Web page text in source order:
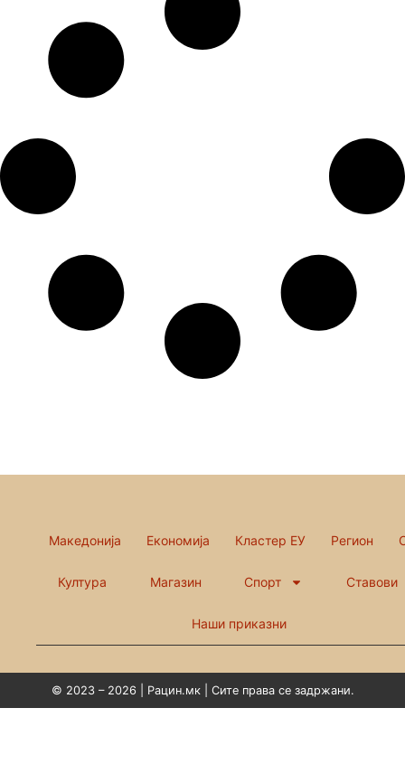
Македонија Економија Кластер ЕУ Регион
Култура Магазин Спорт Ставови
Наши приказни
© 2023 – 2026 | Рацин.мк | Сите права се задржани.